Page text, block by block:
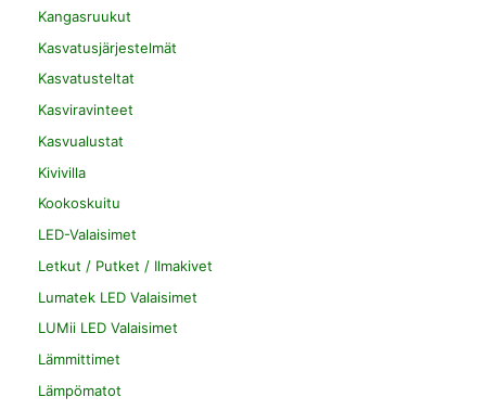
Kangasruukut
Kasvatusjärjestelmät
Kasvatusteltat
Kasviravinteet
Kasvualustat
Kivivilla
Kookoskuitu
LED-Valaisimet
Letkut / Putket / Ilmakivet
Lumatek LED Valaisimet
LUMii LED Valaisimet
Lämmittimet
Lämpömatot